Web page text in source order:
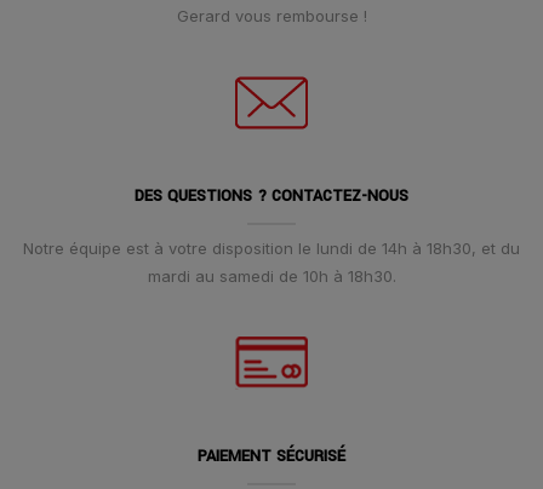
Gerard vous rembourse !
DES QUESTIONS ? CONTACTEZ-NOUS
Notre équipe est à votre disposition le lundi de 14h à 18h30, et du
mardi au samedi de 10h à 18h30.
PAIEMENT SÉCURISÉ